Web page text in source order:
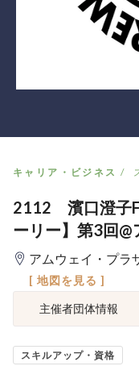
キャリア・ビジネス
2112 濱口澄子
ーリー】第3回
アムウェイ・プラ
[ 地図を見る ]
主催者団体情報
スキルアップ・資格